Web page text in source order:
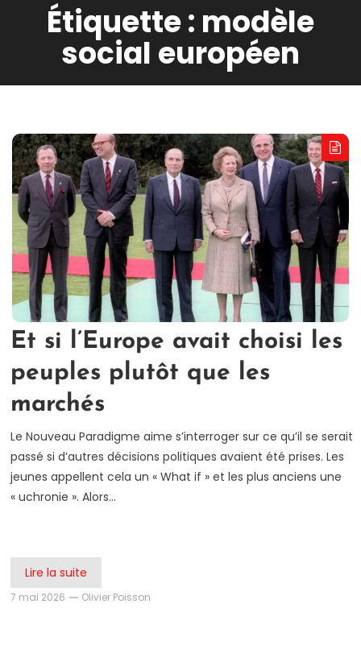
Étiquette : modèle
social européen
Et si l’Europe avait choisi les
peuples plutôt que les
marchés
Le Nouveau Paradigme aime s’interroger sur ce qu’il se serait
passé si d’autres décisions politiques avaient été prises. Les
jeunes appellent cela un « What if » et les plus anciens une
« uchronie ». Alors…
Lire la suite
7 mai 2026 Olivier Poisson